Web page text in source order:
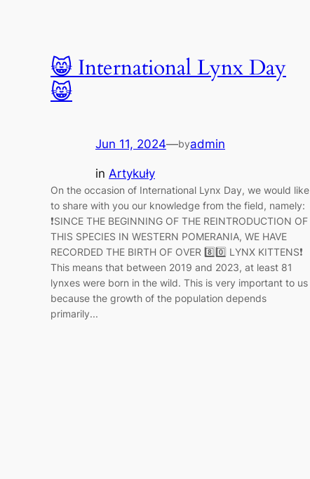
😸 International Lynx Day
😸
Jun 11, 2024—byadmin
in Artykuły
On the occasion of International Lynx Day, we would like
to share with you our knowledge from the field, namely:
❗️SINCE THE BEGINNING OF THE REINTRODUCTION OF
THIS SPECIES IN WESTERN POMERANIA, WE HAVE
RECORDED THE BIRTH OF OVER 8️⃣0️⃣ LYNX KITTENS❗️
This means that between 2019 and 2023, at least 81
lynxes were born in the wild. This is very important to us
because the growth of the population depends
primarily...